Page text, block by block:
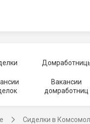
Вакансии
домработниц
Сиделки в